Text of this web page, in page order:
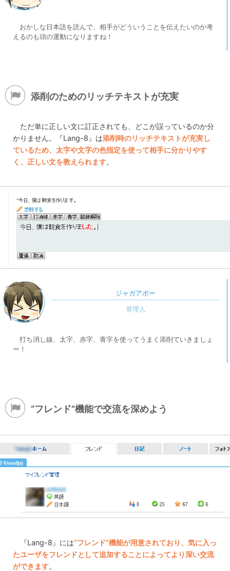
おかしな日本語を読んで、相手がどういうことを伝えたいのか考
えるのも頭の運動になりますね！
添削のためのリッチテキストが充実
ただ単に正しい文に訂正されても、どこが誤っているのか分
かりません。『Lang-8』は添削時のリッチテキストが充実し
ているため、太字や文字の色指定を使って相手に分かりやす
く、正しい文を教えられます。
ジャガアポー
打ち消し線、太字、赤字、青字を使ってうまく添削ていきましょ
ー！
“フレンド”機能で交流を深めよう
『Lang-8』には“フレンド”機能が用意されており、気に入っ
たユーザをフレンドとして追加することによってより深い交流
ができます。